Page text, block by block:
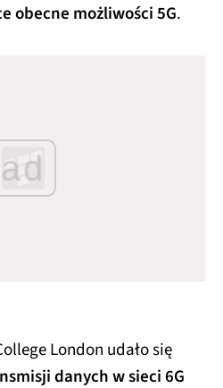
obecne możliwości 5G.
ad
London udało się
danych w sieci 6G